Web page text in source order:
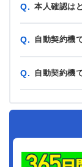
Q. 本人確認は
Q. 自動契約機
Q. 自動契約機